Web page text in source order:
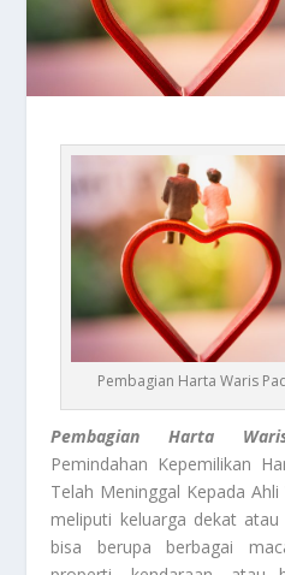
Pembagian Harta Waris
Pembagian Harta
Pemindahan Kepemilikan
Telah Meninggal Kepada
meliputi keluarga dekat
bisa berupa berbagai